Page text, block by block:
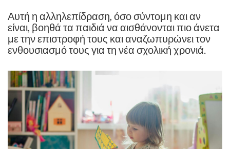
Αυτή η αλληλεπίδραση, όσο σύντομη και αν
είναι, βοηθά τα παιδιά να αισθάνονται πιο άνετα
με την επιστροφή τους και αναζωπυρώνει τον
ενθουσιασμό τους για τη νέα σχολική χρονιά.